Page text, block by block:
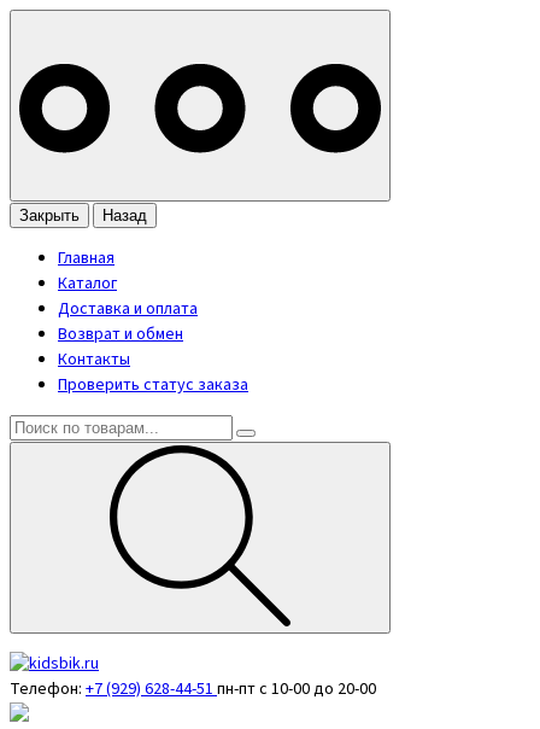
Закрыть Назад
Главная
Каталог
Доставка и оплата
Возврат и обмен
Контакты
Проверить статус заказа
Телефон: +7 (929) 628-44-51пн-пт с 10-00 до 20-00